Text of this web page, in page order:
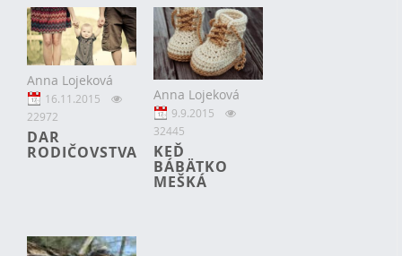
Anna Lojeková
16.11.2015
22972
DAR
RODIČOVSTVA
Anna Lojeková
9.9.2015
32445
KEĎ
BÁBÄTKO
MEŠKÁ